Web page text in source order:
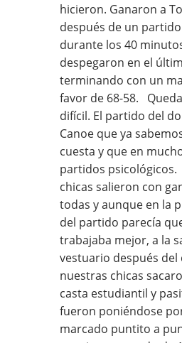
hicieron. Ganaron a
después de un
durante los 40
despegaron en el
terminando con un
favor de 68-58.
difícil. El partido del
Canoe que ya
cuesta y que en
partidos psicológicos.
chicas salieron con
todas y aunque en la
del partido parecía
trabajaba mejor, a la
vestuario después del
nuestras chicas
casta estudiantil y
fueron poniéndose
marcado puntito a